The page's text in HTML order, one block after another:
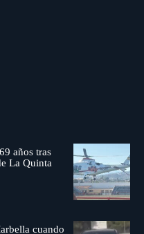
años tras
La Quinta
cuando